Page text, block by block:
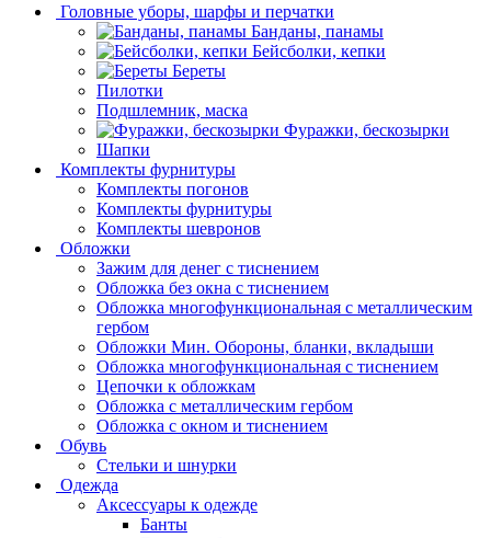
Головные уборы, шарфы и перчатки
Банданы, панамы
Бейсболки, кепки
Береты
Пилотки
Подшлемник, маска
Фуражки, бескозырки
Шапки
Комплекты фурнитуры
Комплекты погонов
Комплекты фурнитуры
Комплекты шевронов
Обложки
Зажим для денег с тиснением
Обложка без окна с тиснением
Обложка многофункциональная с металлическим
гербом
Обложки Мин. Обороны, бланки, вкладыши
Обложка многофункциональная с тиснением
Цепочки к обложкам
Обложка с металлическим гербом
Обложка с окном и тиснением
Обувь
Стельки и шнурки
Одежда
Аксессуары к одежде
Банты